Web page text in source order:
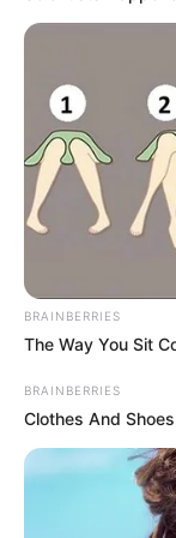
es unter
eintragen:
BRAINBERRIES
The Way You Sit
BRAINBERRIES
Clothes And